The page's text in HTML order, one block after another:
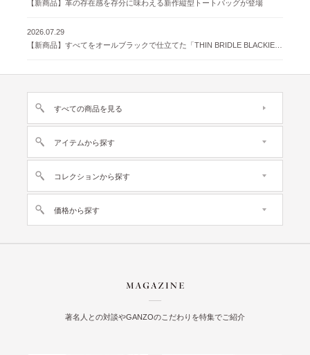
【新商品】革の存在感を存分に味わえる新作縦型トートバッグが登場
2026.07.29
すべての商品を見る
アイテムから探す
コレクションから探す
価格から探す
著名人との対談やGANZOのこだわりを特集でご紹介